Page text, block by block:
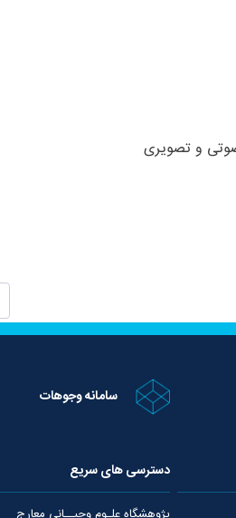
و تصویری
سامانه وجوهات
دسترسی های سریع